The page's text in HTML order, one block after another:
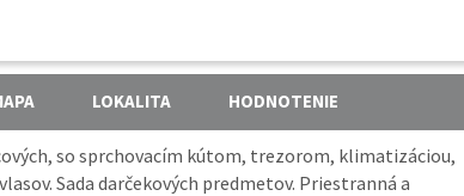
LOKALITA HODNOTENIE
so sprchovacím kútom, trezorom, klimatizáciou,
Sada darčekových predmetov. Priestranná a